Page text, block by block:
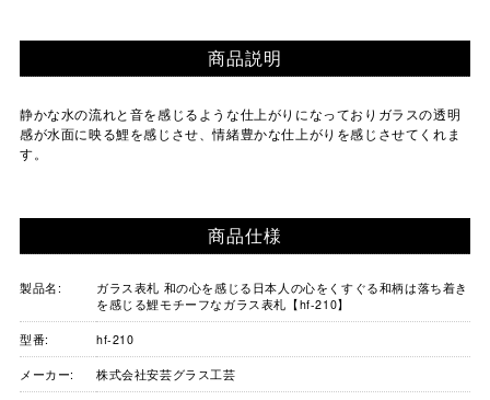
商品説明
静かな水の流れと音を感じるような仕上がりになっておりガラスの透明
感が水面に映る鯉を感じさせ、情緒豊かな仕上がりを感じさせてくれま
す。
商品仕様
製品名:
ガラス表札 和の心を感じる日本人の心をくすぐる和柄は落ち着き
を感じる鯉モチーフなガラス表札【hf-210】
型番: hf-210
メーカー: 株式会社安芸グラス工芸